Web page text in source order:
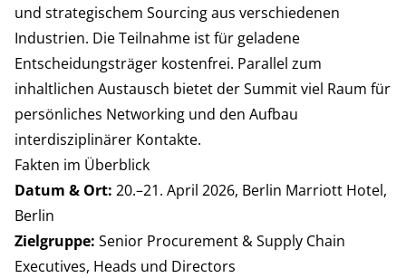
und strategischem Sourcing aus verschiedenen
Industrien. Die Teilnahme ist für geladene
Entscheidungsträger kostenfrei. Parallel zum
inhaltlichen Austausch bietet der Summit viel Raum für
persönliches Networking und den Aufbau
interdisziplinärer Kontakte.
Fakten im Überblick
Datum & Ort: 20.–21. April 2026, Berlin Marriott Hotel,
Berlin
Zielgruppe: Senior Procurement & Supply Chain
Executives, Heads und Directors